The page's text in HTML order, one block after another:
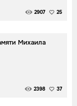
2907 25
Михаила
2398 37